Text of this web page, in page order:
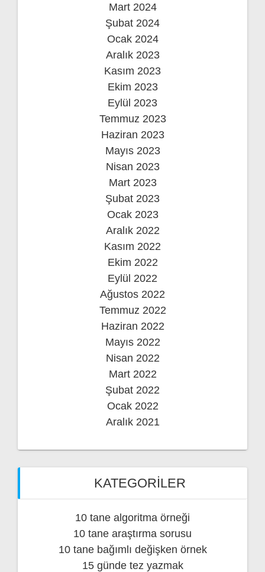
Mart 2024
Şubat 2024
Ocak 2024
Aralık 2023
Kasım 2023
Ekim 2023
Eylül 2023
Temmuz 2023
Haziran 2023
Mayıs 2023
Nisan 2023
Mart 2023
Şubat 2023
Ocak 2023
Aralık 2022
Kasım 2022
Ekim 2022
Eylül 2022
Ağustos 2022
Temmuz 2022
Haziran 2022
Mayıs 2022
Nisan 2022
Mart 2022
Şubat 2022
Ocak 2022
Aralık 2021
KATEGORILER
10 tane algoritma örneği
10 tane araştırma sorusu
10 tane bağımlı değişken örnek
15 günde tez yazmak